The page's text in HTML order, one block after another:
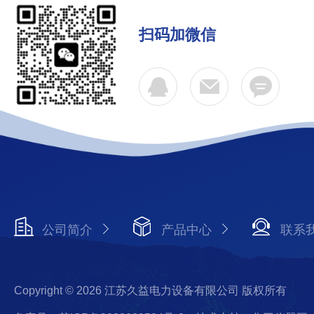
扫码加微信
公司简介 产品中心 联系
Copyright © 2026 江苏久益电力设备有限公司 版权所有